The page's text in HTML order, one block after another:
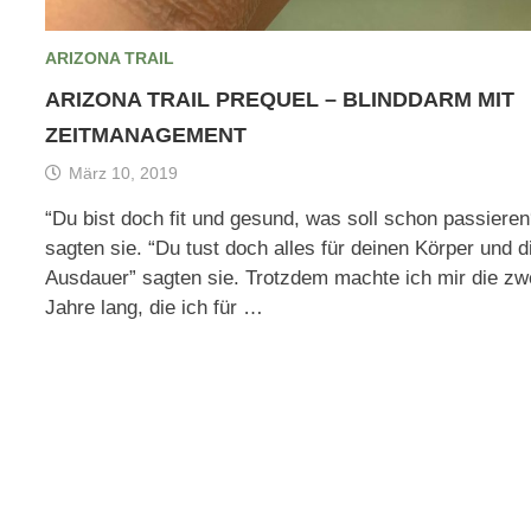
ARIZONA TRAIL
ARIZONA TRAIL PREQUEL – BLINDDARM MIT
ZEITMANAGEMENT
März 10, 2019
“Du bist doch fit und gesund, was soll schon
sagten sie. “Du tust doch alles für deinen Körper und
Ausdauer” sagten sie. Trotzdem machte ich mir die
Jahre lang, die ich für …